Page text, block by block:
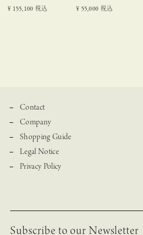
¥ 155,100 税込 ¥ 55,000 税込
Subscribe to our Newsletter
Contact
Company
Shopping Guide
Legal Notice
Privacy Policy